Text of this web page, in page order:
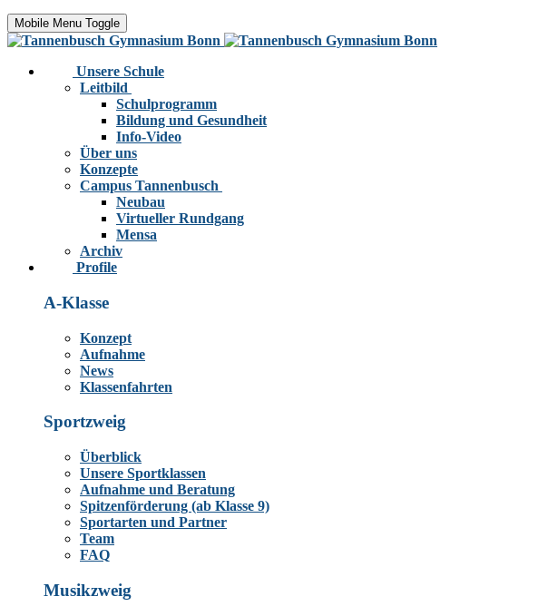
Mobile Menu Toggle
Unsere Schule
Leitbild
Schulprogramm
Bildung und Gesundheit
Info-Video
Über uns
Konzepte
Campus Tannenbusch
Neubau
Virtueller Rundgang
Mensa
Archiv
Profile
A-Klasse
Konzept
Aufnahme
News
Klassenfahrten
Sportzweig
Überblick
Unsere Sportklassen
Aufnahme und Beratung
Spitzenförderung (ab Klasse 9)
Sportarten und Partner
Team
FAQ
Musikzweig